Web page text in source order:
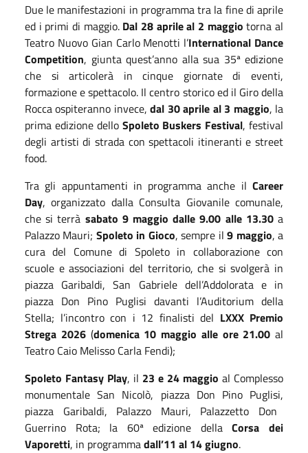
Due le manifestazioni in programma tra la fine di aprile
ed i primi di maggio. Dal 28 aprile al 2 maggio torna al
Teatro Nuovo Gian Carlo Menotti l’International Dance
Competition, giunta quest’anno alla sua 35ªedizione
che si articolerà in cinque giornate di eventi,
formazione e spettacolo. Il centro storico ed il Giro della
Rocca ospiteranno invece,dal 30 aprile al 3 maggio, la
prima edizione dello Spoleto Buskers Festival, festival
degli artisti di strada con spettacoli itineranti e street
food.
Tra gli appuntamenti in programma anche il Career
Day, organizzato dalla Consulta Giovanile comunale,
che si terrà sabato 9 maggio dalle 9.00 alle 13.30a
Palazzo Mauri; Spoleto in Gioco, sempre il9 maggio,a
cura del Comune di Spoleto in collaborazione con
scuole e associazioni del territorio,che si svolgerà in
piazza Garibaldi, San Gabriele dell’Addolorata e in
piazza Don Pino Puglisi davanti l’Auditorium della
Stella; l’incontro con i 12 finalisti del LXXX Premio
Strega 2026 (domenica 10 maggio alle ore 21.00 al
Teatro Caio Melisso Carla Fendi);
Spoleto Fantasy Play, il 23 e 24 maggio al Complesso
monumentale San Nicolò, piazza Don Pino Puglisi,
piazza Garibaldi, Palazzo Mauri, Palazzetto Don
Guerrino Rota; la 60ªedizione dellaCorsa dei
Vaporetti, in programmadall’11 al 14 giugno.